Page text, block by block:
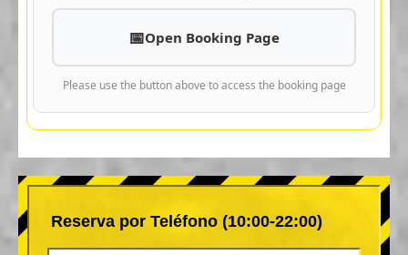
Open Booking Page
Please use the button above to access the booking page
Reserva por Teléfono (10:00-22:00)